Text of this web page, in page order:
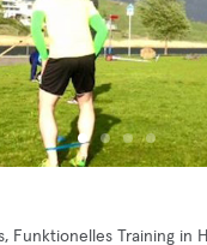
Funktionelles Training in